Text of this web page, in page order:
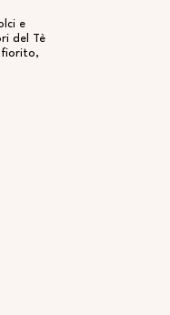
e
del Tè
fiorito,